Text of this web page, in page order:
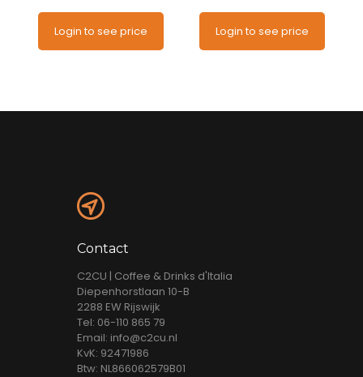
Login to see price Login to see price
Contact
C2CU | Coffee & Drinks d'Italia
Diepenhorstlaan 10-B
2288 EW Rijswijk
Tel: 06-110 865 79
Email: info@c2cu.nl
KvK: 92471986
Btw: NL866062579B01